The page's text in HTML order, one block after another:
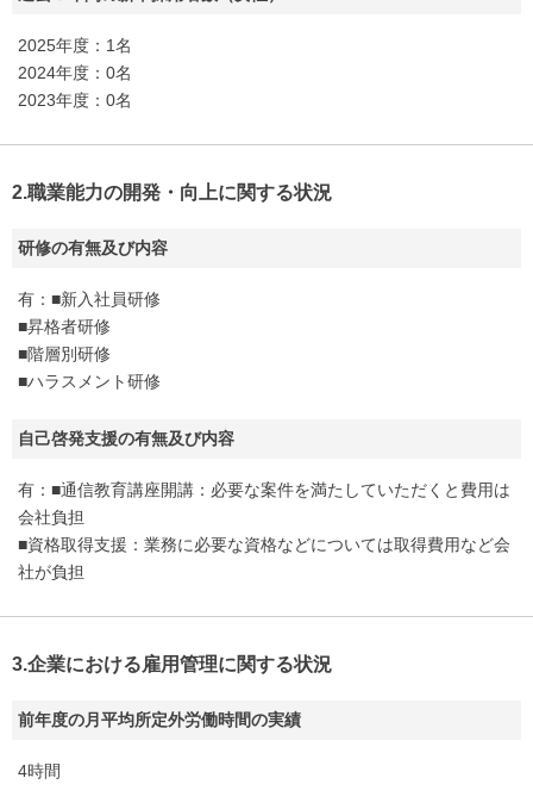
2025年度：1名
2024年度：0名
2023年度：0名
2.職業能力の開発・向上に関する状況
研修の有無及び内容
有：■新入社員研修
■昇格者研修
■階層別研修
■ハラスメント研修
自己啓発支援の有無及び内容
有：■通信教育講座開講：必要な案件を満たしていただくと費用は
会社負担
■資格取得支援：業務に必要な資格などについては取得費用など会
社が負担
3.企業における雇用管理に関する状況
前年度の月平均所定外労働時間の実績
4時間